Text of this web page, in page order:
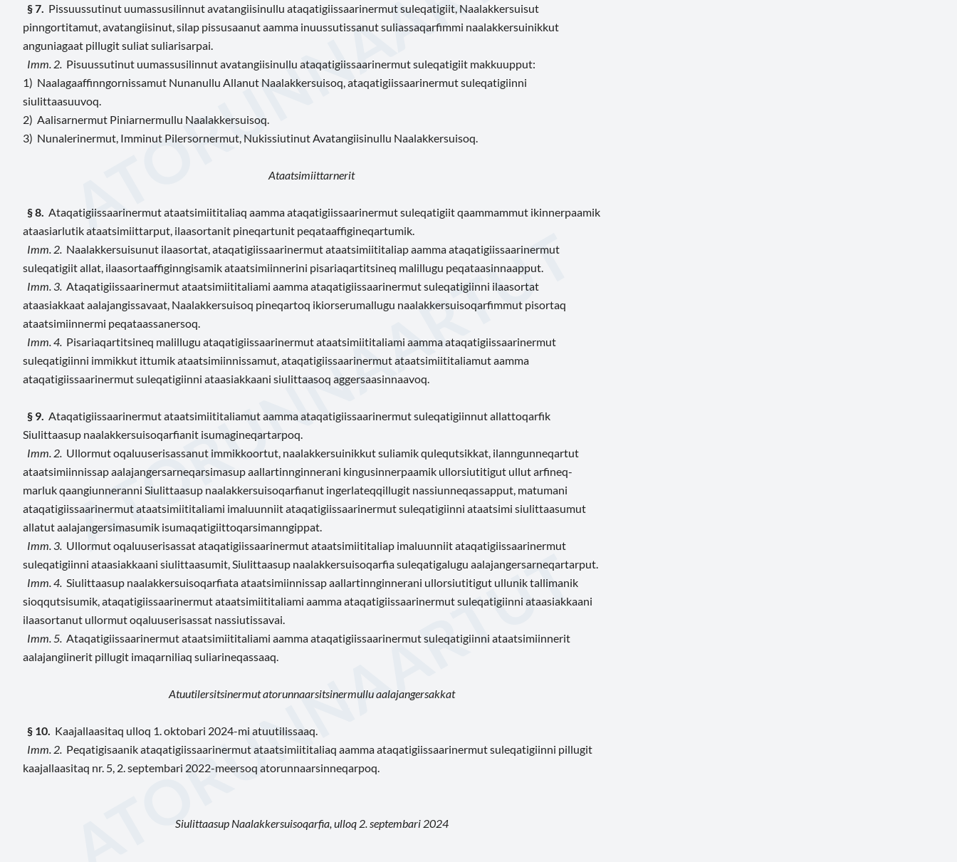
§ 7. Pissuussutinut uumassusilinnut avatangiisinullu ataqatigiissaarinermut suleqatigiit, Naalakkersuisut
pinngortitamut, avatangiisinut, silap pissusaanut aamma inuussutissanut suliassaqarfimmi naalakkersuinikkut
anguniagaat pillugit suliat suliarisarpai.
Imm. 2. Pisuussutinut uumassusilinnut avatangiisinullu ataqatigiissaarinermut suleqatigiit makkuupput:
1) Naalagaaffinngornissamut Nunanullu Allanut Naalakkersuisoq, ataqatigiissaarinermut suleqatigiinni
siulittaasuuvoq.
2) Aalisarnermut Piniarnermullu Naalakkersuisoq.
3) Nunalerinermut, Imminut Pilersornermut, Nukissiutinut Avatangiisinullu Naalakkersuisoq.
Ataatsimiittarnerit
§ 8. Ataqatigiissaarinermut ataatsimiititaliaq aamma ataqatigiissaarinermut suleqatigiit qaammammut ikinnerpaamik
ataasiarlutik ataatsimiittarput, ilaasortanit pineqartunit peqataaffigineqartumik.
Imm. 2. Naalakkersuisunut ilaasortat, ataqatigiissaarinermut ataatsimiititaliap aamma ataqatigiissaarinermut
suleqatigiit allat, ilaasortaaffiginngisamik ataatsimiinnerini pisariaqartitsineq malillugu peqataasinnaapput.
Imm. 3. Ataqatigiissaarinermut ataatsimiititaliami aamma ataqatigiissaarinermut suleqatigiinni ilaasortat
ataasiakkaat aalajangissavaat, Naalakkersuisoq pineqartoq ikiorserumallugu naalakkersuisoqarfimmut pisortaq
ataatsimiinnermi peqataassanersoq.
Imm. 4. Pisariaqartitsineq malillugu ataqatigiissaarinermut ataatsimiititaliami aamma ataqatigiissaarinermut
suleqatigiinni immikkut ittumik ataatsimiinnissamut, ataqatigiissaarinermut ataatsimiititaliamut aamma
ataqatigiissaarinermut suleqatigiinni ataasiakkaani siulittaasoq aggersaasinnaavoq.
§ 9. Ataqatigiissaarinermut ataatsimiititaliamut aamma ataqatigiissaarinermut suleqatigiinnutallattoqarfik
Siulittaasup naalakkersuisoqarfianit isumagineqartarpoq.
Imm. 2. Ullormut oqaluuserisassanut immikkoortut, naalakkersuinikkut suliamik qulequtsikkat, ilanngunneqartut
ataatsimiinnissap aalajangersarneqarsimasup aallartinnginnerani kingusinnerpaamik ullorsiutitigut ullut arfineq-
marluk qaangiunneranni Siulittaasup naalakkersuisoqarfianut ingerlateqqillugit nassiunneqassapput, matumani
ataqatigiissaarinermut ataatsimiititaliami imaluunniit ataqatigiissaarinermut suleqatigiinni ataatsimi siulittaasumut
allatut aalajangersimasumik isumaqatigiittoqarsimanngippat.
Imm. 3. Ullormut oqaluuserisassatataqatigiissaarinermut ataatsimiititaliap imaluunniit ataqatigiissaarinermut
suleqatigiinni ataasiakkaani siulittaasumit, Siulittaasup naalakkersuisoqarfia suleqatigalugu aalajangersarneqartarput.
Imm. 4. Siulittaasup naalakkersuisoqarfiataataatsimiinnissap aallartinnginnerani ullorsiutitigut ullunik tallimanik
sioqqutsisumik, ataqatigiissaarinermut ataatsimiititaliami aamma ataqatigiissaarinermut suleqatigiinni ataasiakkaani
ilaasortanut ullormut oqaluuserisassat nassiutissavai.
Imm. 5. Ataqatigiissaarinermut ataatsimiititaliami aamma ataqatigiissaarinermut suleqatigiinni ataatsimiinnerit
aalajangiinerit pillugit imaqarniliaq suliarineqassaaq.
Atuutilersitsinermut atorunnaarsitsinermullu aalajangersakkat
§ 10. Kaajallaasitaq ulloq 1. oktobari 2024-mi atuutilissaaq.
Imm. 2. Peqatigisaanik ataqatigiissaarinermut ataatsimiititaliaq aamma ataqatigiissaarinermut suleqatigiinni pillugit
kaajallaasitaq nr. 5, 2. septembari 2022-meersoq atorunnaarsinneqarpoq.
Siulittaasup Naalakkersuisoqarfia, ulloq 2. septembari 2024